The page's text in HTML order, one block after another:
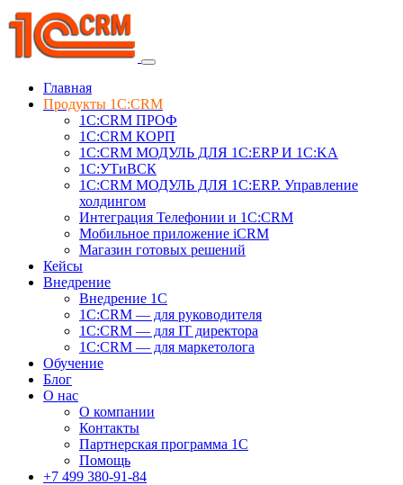
Главная
Продукты 1C:CRM
1С:CRM ПРОФ
1С:CRM КОРП
1С:CRM МОДУЛЬ ДЛЯ 1C:ERP И 1C:KA
1C:УТиВСК
1С:CRM МОДУЛЬ ДЛЯ 1C:ERP. Управление
холдингом
Интеграция Телефонии и 1C:CRM
Мобильное приложение iCRM
Магазин готовых решений
Кейсы
Внедрение
Внедрение 1C
1С:CRM — для руководителя
1С:CRM — для IT директора
1С:CRM — для маркетолога
Обучение
Блог
О нас
О компании
Контакты
Партнерская программа 1С
Помощь
+7 499 380-91-84